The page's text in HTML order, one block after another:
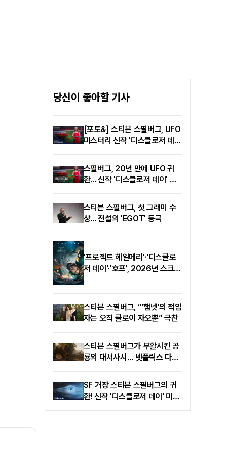
la misma película. La obra
épica de diez años de
Odiseo de regreso a
당신이 좋아할 기사
[포토&] 스티븐 스필버그, UFO
미스터리 신작 '디스클로저 데이
6월 개봉
스필버그, 20년 만에 UFO 귀
환... 신작 '디스클로저 데이' 예
스티븐 스필버그, 첫 그래미 수
상... 전설의 'EGOT' 등극
'프로젝트 헤일메리'·'디스클로
저 데이'·'호프', 2026년 스크린
수놓을 초대형 SF 라인업
스티븐 스필버그, “'햄넷'의 적임
자는 오직 클로이 자오뿐” 극찬
스티븐 스필버그가 부활시킨 공
룡의 대서사시… 넷플릭스 다큐
SF 거장 스티븐 스필버그의 귀
환! 신작 '디스클로저 데이' 미스